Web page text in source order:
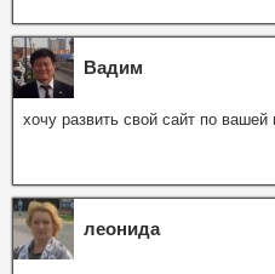
Вадим
хочу развить свой сайт по вашей
леонида